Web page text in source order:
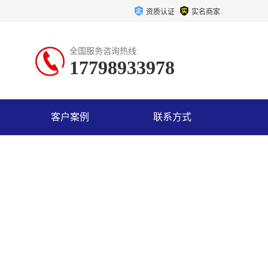
资质认证 实名商家
全国服务咨询热线:
17798933978
客户案例 联系方式